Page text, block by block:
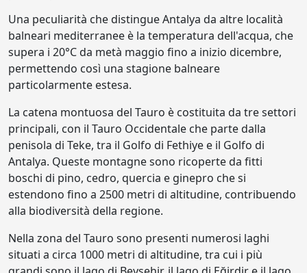
Una peculiarità che distingue Antalya da altre località
balneari mediterranee è la temperatura dell'acqua, che
supera i 20°C da metà maggio fino a inizio dicembre,
permettendo così una stagione balneare
particolarmente estesa.
La catena montuosa del Tauro è costituita da tre settori
principali, con il Tauro Occidentale che parte dalla
penisola di Teke, tra il Golfo di Fethiye e il Golfo di
Antalya. Queste montagne sono ricoperte da fitti
boschi di pino, cedro, quercia e ginepro che si
estendono fino a 2500 metri di altitudine, contribuendo
alla biodiversità della regione.
Nella zona del Tauro sono presenti numerosi laghi
situati a circa 1000 metri di altitudine, tra cui i più